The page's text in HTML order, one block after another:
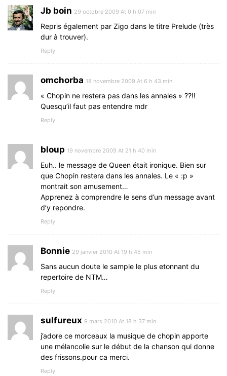
Jb boin 29 octobre 2009 At 0 h 07 min
Repris également par Zigo dans le titre Prelude (très
dur à trouver).
Reply
omchorba 18 novembre 2009 At 6 h 43 min
« Chopin ne restera pas dans les annales » ??!!
Quesqu’il faut pas entendre mdr
Reply
bloup 19 novembre 2009 At 21 h 40 min
Euh.. le message de Queen était ironique. Bien sur
que Chopin restera dans les annales. Le « :p »
montrait son amusement…
Apprenez à comprendre le sens d’un message avant
d’y repondre.
Reply
Bonnie 29 janvier 2010 At 19 h 45 min
Sans aucun doute le sample le plus etonnant du
repertoire de NTM…
Reply
sulfureux 9 mars 2010 At 18 h 37 min
j’adore ce morceaux la musique de chopin apporte
une mélancolie sur le début de la chanson qui donne
des frissons.pour ca merci.
Reply